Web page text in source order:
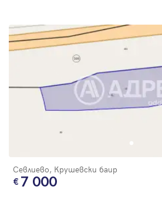
Севлиево, Крушевски баир
7 000